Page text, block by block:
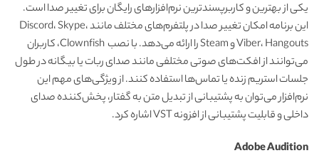
یکی از بهترین و کاربرپسندترین نرم‌افزارهای رایگان برای تغییر صدا است.
این برنامه امکان تغییر صدا در پلتفرم‌های مختلف مانند Discord، Skype،
Viber، Hangouts و Steam را ارائه می‌دهد. با نصب Clownfish، کاربران
می‌توانند از افکت‌های صوتی مختلفی مانند صدای ربات یا بیگانه در طول
جلسات استریم زنده یا تماس‌ها استفاده کنند. از ویژگی‌های مهم این
نرم‌افزار می‌توان به پشتیبانی از تبدیل متن به گفتار، پخش‌کننده صدای
داخلی و قابلیت پشتیبانی از افزونه VST اشاره کرد.
Adobe Audition